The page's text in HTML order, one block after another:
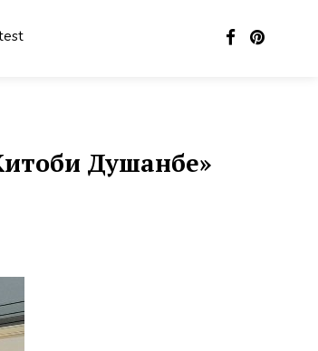
Душанбе»